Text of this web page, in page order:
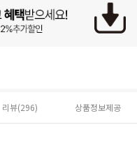
리뷰(296) 상품정보제공